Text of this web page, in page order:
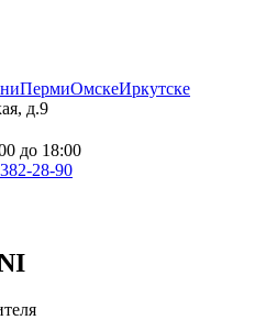
ПермиОмскеИркутске
д.9
до 18:00
28-90